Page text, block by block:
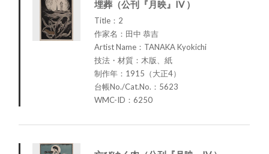
埋葬（公刊『月映』IV ）
Title：2
作家名：田中 恭吉
Artist Name：TANAKA Kyokichi
技法・材質：木版、紙
制作年：1915（大正4）
台帳No./Cat.No.：5623
WMC-ID：6250